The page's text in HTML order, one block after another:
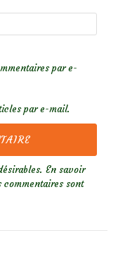
par e-
par e-mail.
En savoir
sont